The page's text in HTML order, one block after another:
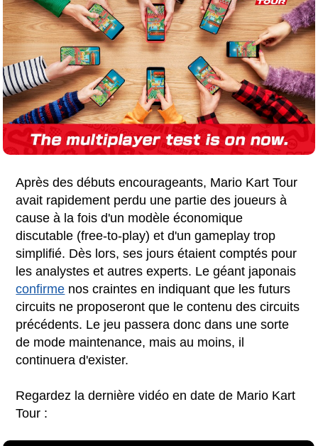
Après des débuts encourageants, Mario Kart Tour
avait rapidement perdu une partie des joueurs à
cause à la fois d'un modèle économique
discutable (free-to-play) et d'un gameplay trop
simplifié. Dès lors, ses jours étaient comptés pour
les analystes et autres experts. Le géant japonais
confirme nos craintes en indiquant que les futurs
circuits ne proposeront que le contenu des circuits
précédents. Le jeu passera donc dans une sorte
de mode maintenance, mais au moins, il
continuera d'exister.
Regardez la dernière vidéo en date de Mario Kart
Tour :